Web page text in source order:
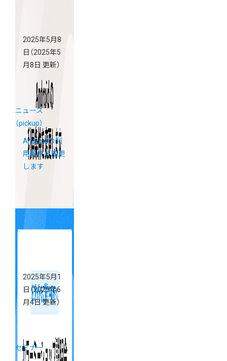
2025年5月8
日 （2025年5
月8日 更新）
ニュース
（pickup）
Androidの利
用条件を変更
します
2025年5月1
日 （2025年6
月4日 更新）
セミナー